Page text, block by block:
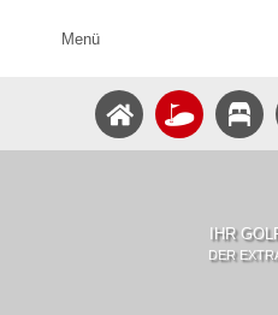
Menü
IHR
DER